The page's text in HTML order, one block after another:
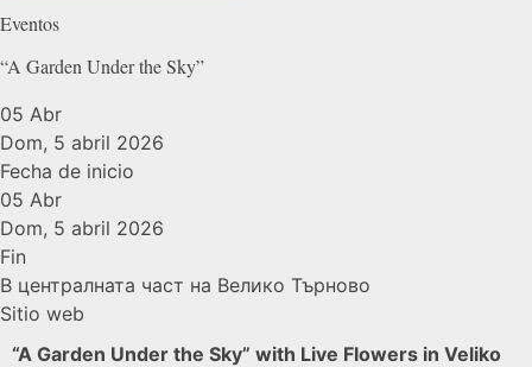
Eventos
“A Garden Under the Sky”
05 Abr
Dom, 5 abril 2026
Fecha de inicio
05 Abr
Dom, 5 abril 2026
Fin
В централната част на Велико Търново
Sitio web
“A Garden Under the Sky” with Live Flowers in Veliko